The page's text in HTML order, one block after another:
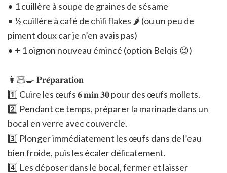
• 1 cuillère à soupe de graines de sésame
• ½ cuillère à café de chili flakes 🌶️ (ou un peu de
piment doux car je n’en avais pas)
• + 1 oignon nouveau émincé (option Belqis 😉)
👩🏻‍🍳 𝐏𝐫𝐞́𝐩𝐚𝐫𝐚𝐭𝐢𝐨𝐧
1️⃣ Cuire les œufs 𝟔 𝐦𝐢𝐧 𝟑𝟎 pour des œufs mollets.
2️⃣ Pendant ce temps, préparer la marinade dans un
bocal en verre avec couvercle.
3️⃣ Plonger immédiatement les œufs dans de l’eau
bien froide, puis les écaler délicatement.
4️⃣ Les déposer dans le bocal, fermer et laisser